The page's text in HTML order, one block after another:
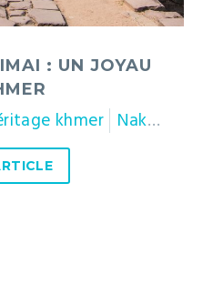
: UN JOYAU
khmer Nakhon Ratchasima (Khorat)